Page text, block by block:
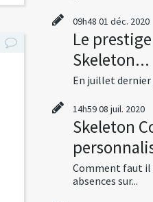
09h48 01 déc. 2020
Le
Skeleton...
En juillet dernier
14h5908 juil. 2020
Skeleton
Comment faut il
absences sur...